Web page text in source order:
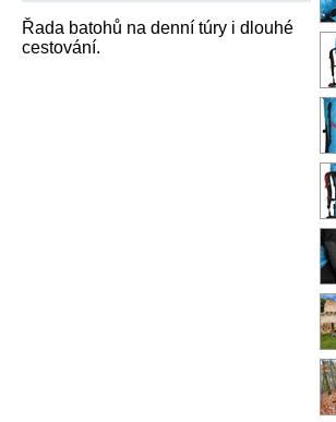
Řada batohů na denní túry i dlouhé
cestování.